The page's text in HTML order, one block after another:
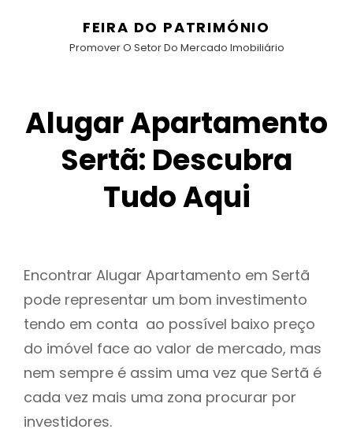
FEIRA DO PATRIMÓNIO
Promover O Setor Do Mercado Imobiliário
Alugar Apartamento
Sertã: Descubra
Tudo Aqui
Encontrar Alugar Apartamento em Sertã
pode representar um bom investimento
tendo em conta ao possível baixo preço
do imóvel face ao valor de mercado, mas
nem sempre é assim uma vez que Sertã é
cada vez mais uma zona procurar por
investidores.